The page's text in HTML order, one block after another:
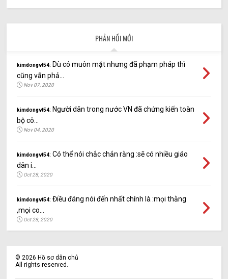
PHẢN HỒI MỚI
kimdongvt54: Dù có muôn mặt nhưng đã phạm pháp thì
cũng vẫn phả...
Nov 07, 2020
kimdongvt54: Người dân trong nước VN đã chứng kiến toàn
bộ cô...
Nov 04, 2020
kimdongvt54: Có thể nói chắc chắn rằng :sẽ có nhiều giáo
dân i...
Oct 28, 2020
kimdongvt54: Điều đáng nói đến nhất chính là :mọi thằng
,mọi co...
Oct 28, 2020
©2026 Hồ sơ dân chủ
All rights reserved.